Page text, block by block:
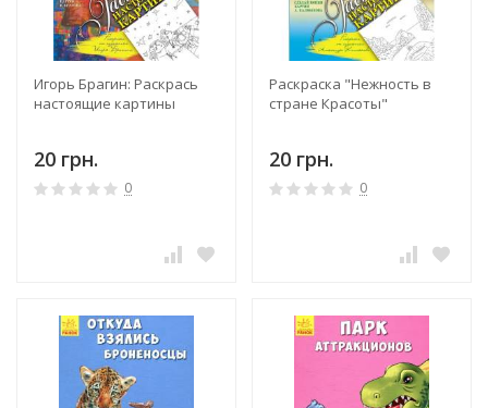
Игорь Брагин: Раскрась
настоящие картины
20 грн.
0
Раскраска "Нежность в
стране Красоты"
20 грн.
0